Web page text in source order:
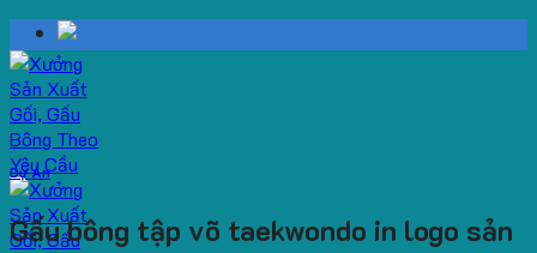
Skip
to
content
Dự Án
Gấu bông tập võ taekwondo in logo sản